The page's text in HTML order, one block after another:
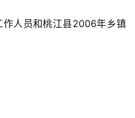
人员和桃江县2006年乡镇